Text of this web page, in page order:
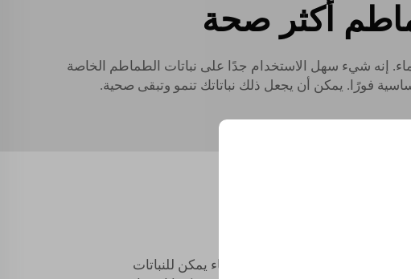
أكثر صحة
إنه شيء سهل الاستخدام جدًا على نباتات الطماطم الخاصة
فورًا. يمكن أن يجعل ذلك نباتاتك تنمو وتبقى صحية.
الأسمدة القابلة للذوبان في الماء يمكن للنباتات